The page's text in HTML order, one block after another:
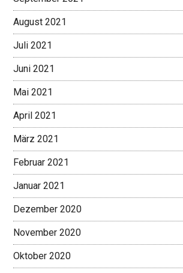
August 2021
Juli 2021
Juni 2021
Mai 2021
April 2021
März 2021
Februar 2021
Januar 2021
Dezember 2020
November 2020
Oktober 2020